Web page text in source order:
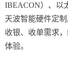
IBEACON）、以
天波智能硬件定
收银、收单需求
体验。